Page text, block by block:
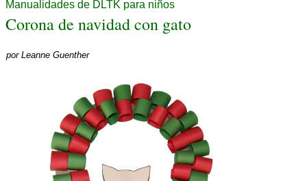
Manualidades de DLTK para niños
Corona de navidad con gato
por Leanne Guenther